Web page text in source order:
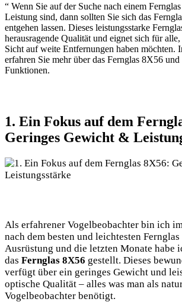
“ Wenn Sie auf der Suche nach einem
Leistung sind, dann sollten Sie sich das
entgehen lassen. Dieses leistungsstarke
herausragende Qualität und eignet sich für
Sicht auf weite Entfernungen haben möchten.
erfahren Sie mehr über das Fernglas 8X56 und
Funktionen.
1. Ein Fokus auf dem
Geringes Gewicht &
Als erfahrener Vogelbeobachter bin ich
nach dem besten und leichtesten
Ausrüstung und die letzten Monate habe
das Fernglas 8X56 gestellt. Dieses
verfügt über ein geringes Gewicht und
optische Qualität – alles was man als
Vogelbeobachter benötigt.